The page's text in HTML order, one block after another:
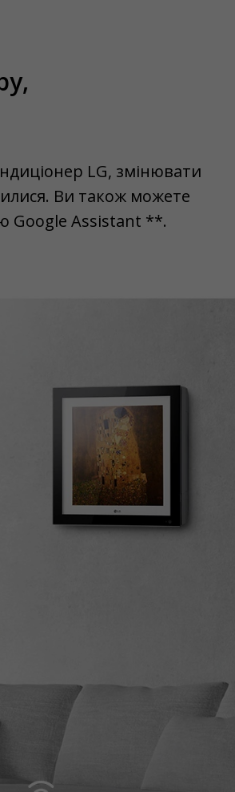
LG, змінювати
Ви також можете
Google Assistant **.